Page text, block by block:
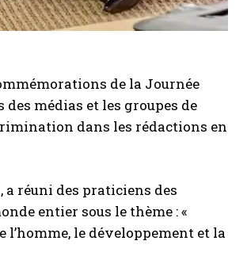
de la Journée
médias et les groupes de
dans les rédactions en
a réuni des praticiens des
entier sous le thème : «
le développement et la